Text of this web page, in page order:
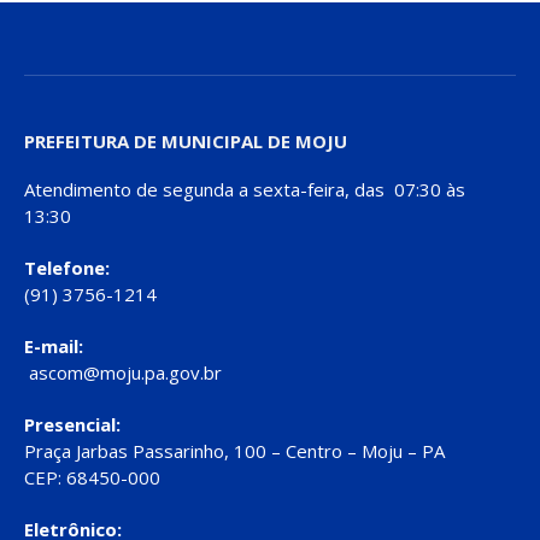
PREFEITURA DE MUNICIPAL DE MOJU
Atendimento de segunda a sexta-feira, das 07:30 às
13:30
Telefone:
(91) 3756-1214
E-mail:
ascom@moju.pa.gov.br
Presencial:
Praça Jarbas Passarinho, 100 – Centro – Moju – PA
CEP: 68450-000
Eletrônico: